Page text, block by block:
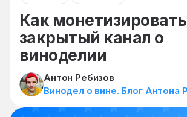
Как монетизировать
закрытый канал о
виноделии
Антон Ребизов